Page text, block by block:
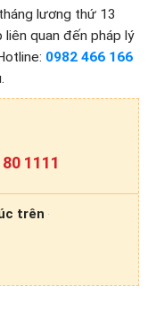
lương thứ 13
liên quan đến pháp lý
0982 466 166
1111
trên